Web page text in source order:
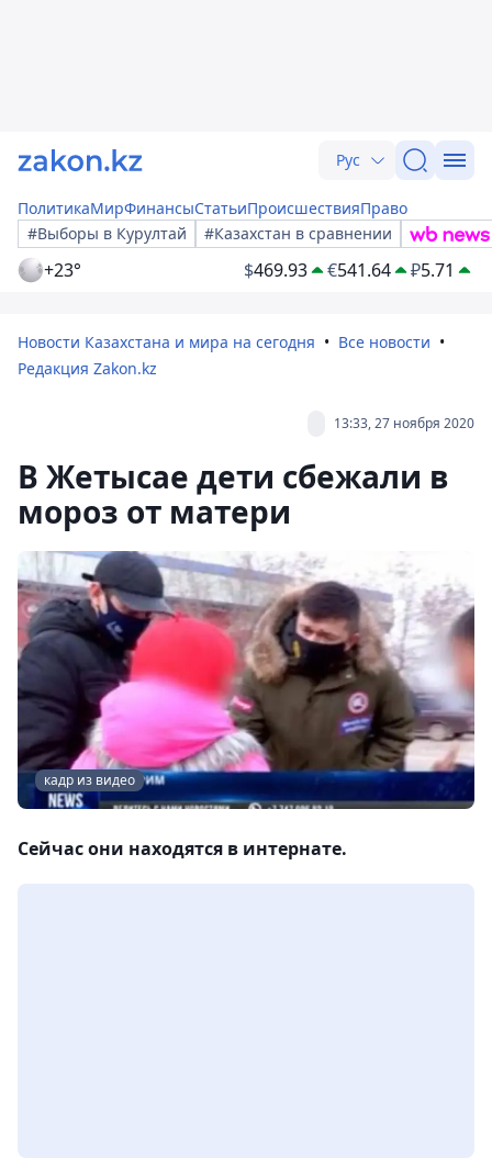
Рус
ПолитикаМирФинансыСтатьиПроисшествияПраво
#Выборы в Курултай
#Казахстан в сравнении
+23° $469.93 €541.64 ₽5.71
Новости Казахстана и мира на сегодня
Все новости
Редакция Zakon.kz
13:33, 27 ноября 2020
В Жетысае дети сбежали в
мороз от матери
кадр из видео
Сейчас они находятся в интернате.